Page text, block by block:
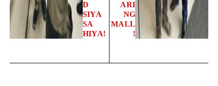
D
SIYA
SA
HIYA!
ARI
NG
MALL
!